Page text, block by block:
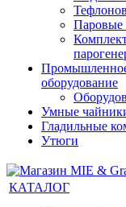
Паровые
оборудование
Умные
Гладильные
Утюги
КАТАЛОГ